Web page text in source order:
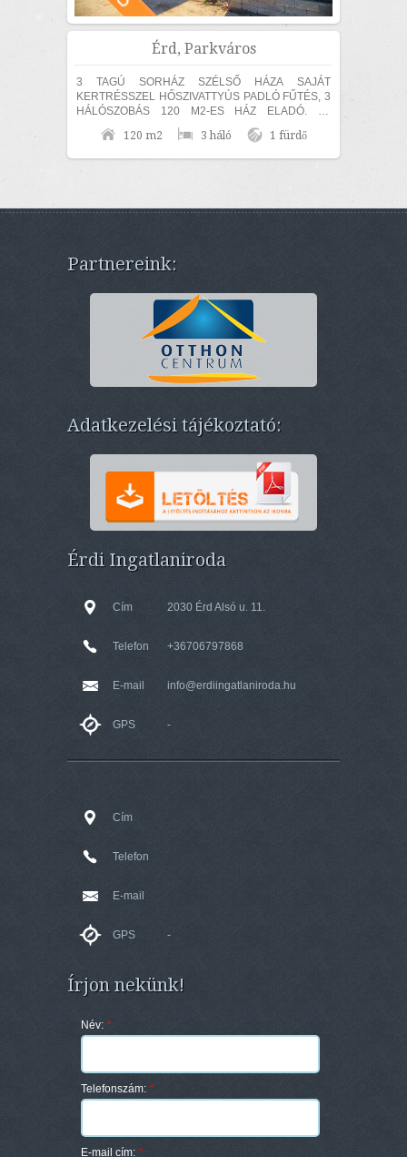
Érd, Parkváros
3 TAGÚ SORHÁZ SZÉLSŐ HÁZA SAJÁT
KERTRÉSSZEL HŐSZIVATTYÚS PADLÓ FŰTÉS, 3
HÁLÓSZOBÁS 120 M2-ES HÁZ ELADÓ. Az
ingatlan 30-as hőszigetelő téglából épült, amelyre
15 cm...
120 m2 3 háló 1 fürdő
Partnereink:
Adatkezelési tájékoztató:
Érdi Ingatlaniroda
Cím 2030 Érd Alsó u. 11.
Telefon +36706797868
E-mail info@erdiingatlaniroda.hu
GPS -
Cím
Telefon
E-mail
GPS -
Írjon nekünk!
Név: *
Telefonszám: *
E-mail cím: *